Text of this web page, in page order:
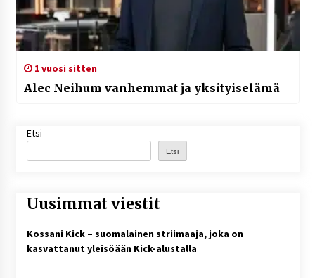
1 vuosi sitten
Alec Neihum vanhemmat ja yksityiselämä
Etsi
Etsi
Uusimmat viestit
Kossani Kick – suomalainen striimaaja, joka on
kasvattanut yleisöään Kick-alustalla